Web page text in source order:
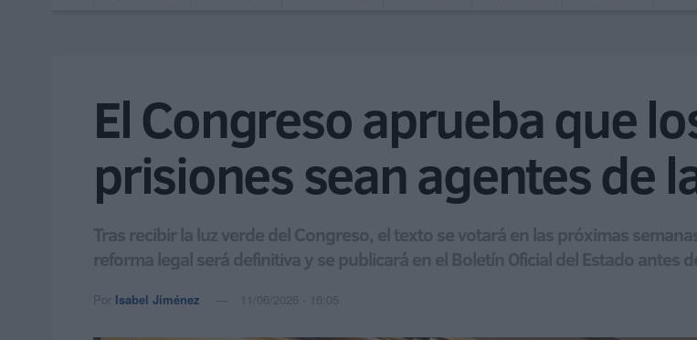
El Congreso aprueba que
prisiones sean agentes de
Tras recibir la luz verde del Congreso, el texto se votará en las próximas
reforma legal será definitiva y se publicará en el Boletín Oficial del Estado antes
Por Isabel Jiménez 11/06/2026 - 16:05